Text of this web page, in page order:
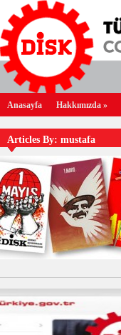
Anasayfa Hakkımızda »
Articles By: mustafa